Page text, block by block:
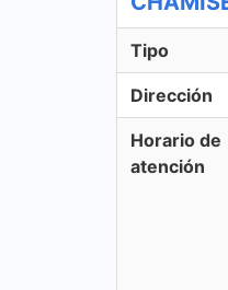
Tipo
Dirección
Horario de
atención